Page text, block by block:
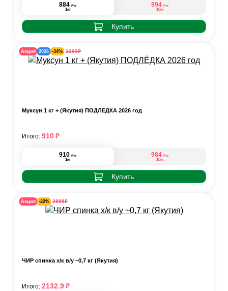
884 ₽/кг
1кг
994 ₽/кг
10кг
Купить
Акция 2026 -34% 1360₽
Муксун 1 кг + (Якутия) ПОДЛЁДКА 2026 год
910 ₽/кг
1кг
984 ₽/кг
10кг
Купить
Итого: 910₽
Акция -22% 3899₽
ЧИР спинка х/к в/у ~0,7 кг (Якутия)
Итого: 2132.9₽